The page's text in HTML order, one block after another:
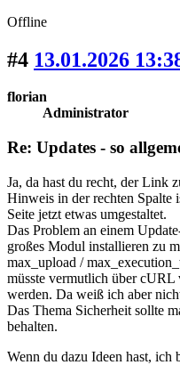
Offline
#4 13.01.2026
florian
Administrator
Re: Updates - so
Ja, da hast du recht, der Link
Hinweis in der rechten Spalte
Seite jetzt etwas umgestaltet.
Das Problem an einem
großes Modul installieren zu
max_upload /
müsste vermutlich über
werden. Da weiß ich aber
Das Thema Sicherheit sollte
behalten.
Wenn du dazu Ideen hast, ich